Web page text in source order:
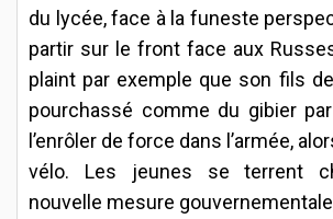
du lycée, face à la funeste
partir sur le front face aux
plaint par exemple que son fils
pourchassé comme du gibier
l’enrôler de force dans l’armée,
vélo. Les jeunes se terrent
nouvelle mesure